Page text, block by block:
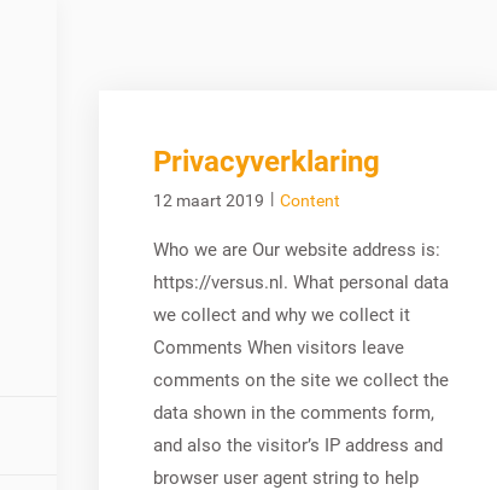
Privacyverklaring
12 maart 2019 | Content
Who we are Our website address is:
https://versus.nl. What personal data
we collect and why we collect it
Comments When visitors leave
comments on the site we collect the
data shown in the comments form,
and also the visitor’s IP address and
browser user agent string to help